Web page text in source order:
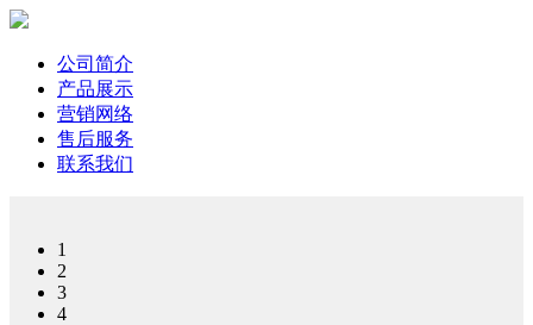
公司简介
产品展示
营销网络
售后服务
联系我们
1
2
3
4